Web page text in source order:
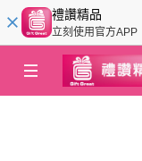
禮讚精品
立刻使用官方APP